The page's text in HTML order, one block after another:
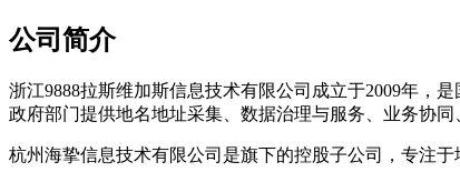
公司简介
浙江9888拉斯维加斯信息技术有限公司成立于2009年，
政府部门提供地名地址采集、数据治理与服务、业务协
杭州海挚信息技术有限公司是旗下的控股子公司，专注于